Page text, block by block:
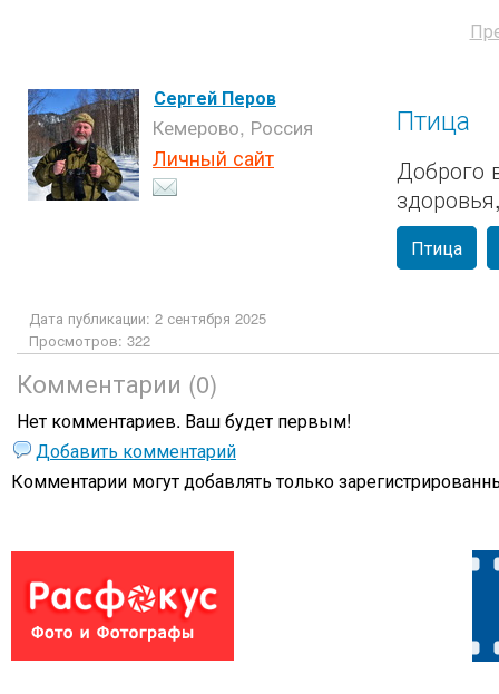
Сергей Перов
Кемерово, Россия
Личный сайт
Птица
Доброго
Птица
Дата публикации: 2 сентября 2025
Просмотров: 322
Комментарии (0)
Нет комментариев. Ваш будет первым!
Добавить комментарий
Комментарии могут добавлять только